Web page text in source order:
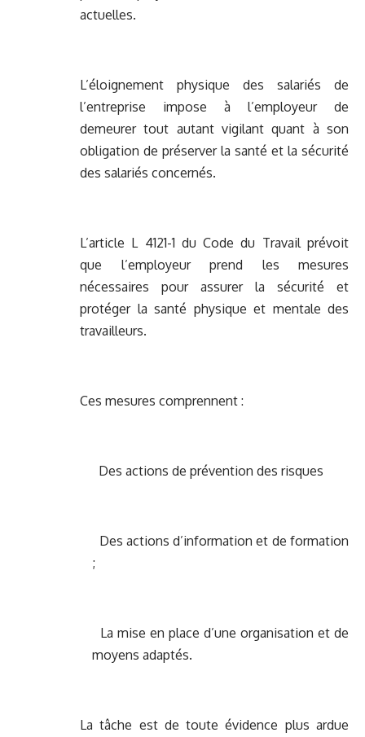
actuelles.
L’éloignement physique des salariés de
l’entreprise impose à l’employeur de
demeurer tout autant vigilant quant à son
obligation de préserver la santé et la sécurité
des salariés concernés.
L’article L 4121-1 du Code du Travail prévoit
que l’employeur prend les mesures
nécessaires pour assurer la sécurité et
protéger la santé physique et mentale des
travailleurs.
Ces mesures comprennent :
Des actions de prévention des risques
Des actions d’information et de formation
;
La mise en place d’une organisation et de
moyens adaptés.
La tâche est de toute évidence plus ardue